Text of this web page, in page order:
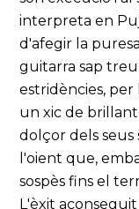
interpreta en
d'afegir la
guitarra sap
estridències, per
un xic de
dolçor dels seus
l'oient que,
sospès fins el
L'èxit